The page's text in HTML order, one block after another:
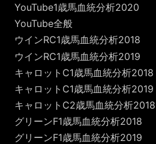
YouTube1歳馬血統分析2020
YouTube全般
ウインRC1歳馬血統分析2018
ウインRC1歳馬血統分析2019
キャロットC1歳馬血統分析2018
キャロットC1歳馬血統分析2019
キャロットC2歳馬血統分析2018
グリーンF1歳馬血統分析2018
グリーンF1歳馬血統分析2019